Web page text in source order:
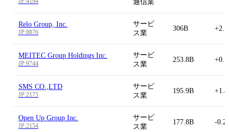
通信業
Relo Group, Inc.
JP:8876
サービ
ス業
306B
MEITEC Group Holdings Inc.
JP:9744
サービ
ス業
253.8B
SMS CO.,LTD
JP:2175
サービ
ス業
195.9B
Open Up Group Inc.
JP:2154
サービ
ス業
177.8B -